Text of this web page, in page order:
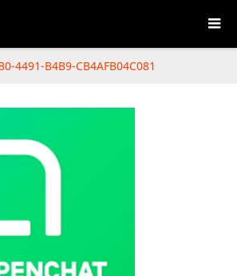
4491-B4B9-CB4AFB04C081